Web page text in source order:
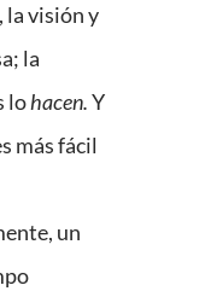
la visión y
la
lohacen.Y
más fácil
un